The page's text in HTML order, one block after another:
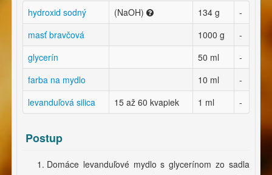
hydroxid sodný (NaOH) 134 g
-
masť bravčová
1000 g
-
glycerín
50 ml
-
farba na mydlo
10 ml
-
levanduľová silica
15 až 60 kvapiek 1 ml -
Postup
Domáce levanduľové mydlo s glycerínom zo sadla